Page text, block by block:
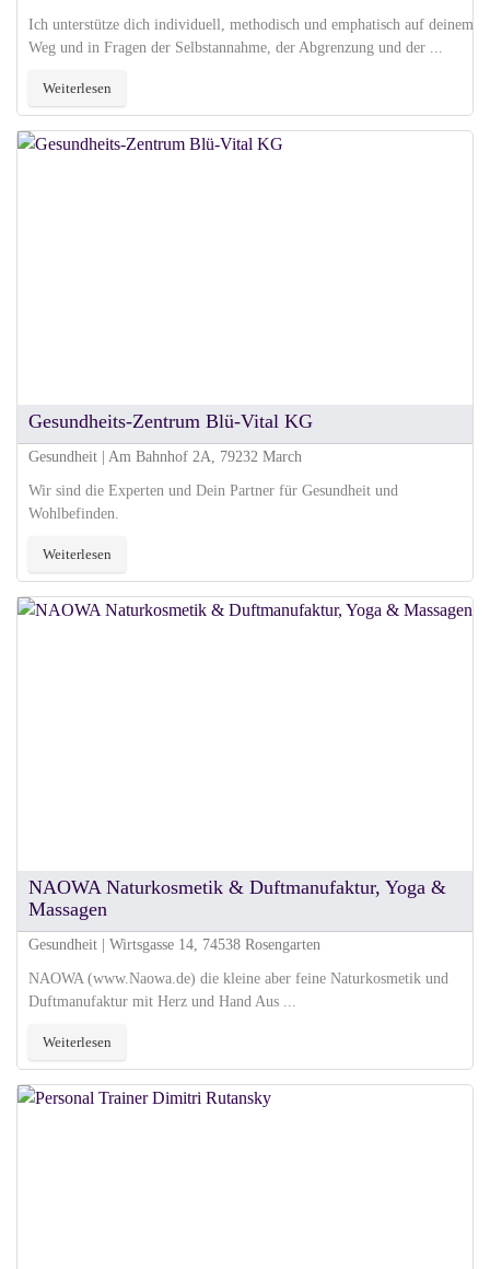
Ich unterstütze dich individuell, methodisch und emphatisch auf deinem
Weg und in Fragen der Selbstannahme, der Abgrenzung und der ...
Weiterlesen
Gesundheits-Zentrum Blü-Vital KG
Gesundheit | Am Bahnhof 2A, 79232 March
Wir sind die Experten und Dein Partner für Gesundheit und
Wohlbefinden.
Weiterlesen
NAOWA Naturkosmetik & Duftmanufaktur, Yoga &
Massagen
Gesundheit | Wirtsgasse 14, 74538 Rosengarten
NAOWA (www.Naowa.de) die kleine aber feine Naturkosmetik und
Duftmanufaktur mit Herz und Hand Aus ...
Weiterlesen